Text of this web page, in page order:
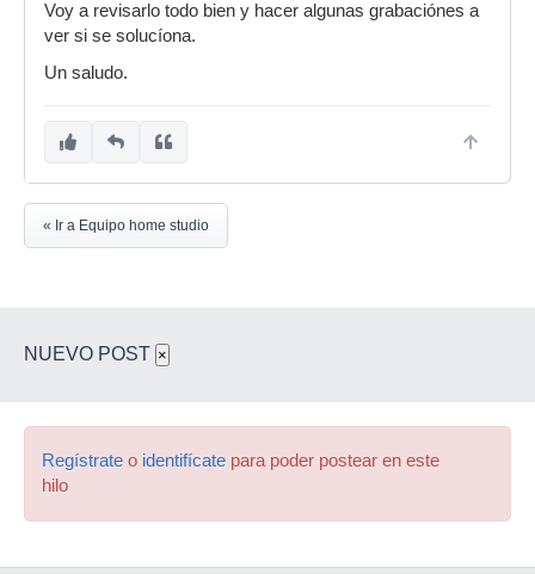
Voy a revisarlo todo bien y hacer algunas grabaciónes a
ver si se solucíona.
Un saludo.
« Ir a Equipo home studio
NUEVO POST ×
Regístrate o identifícate para poder postear en este
hilo